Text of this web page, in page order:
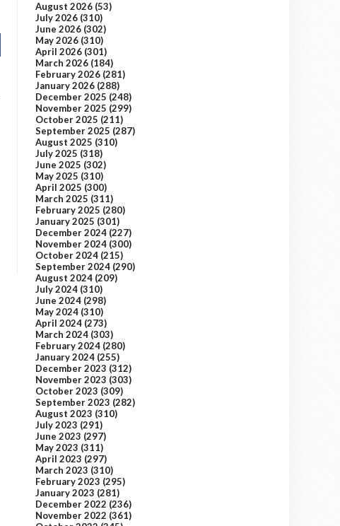
August 2026 (53)
July 2026 (310)
June 2026 (302)
May 2026 (310)
April 2026 (301)
March 2026 (184)
February 2026 (281)
January 2026 (288)
December 2025 (248)
November 2025 (299)
October 2025 (211)
September 2025 (287)
August 2025 (310)
July 2025 (318)
June 2025 (302)
May 2025 (310)
April 2025 (300)
March 2025 (311)
February 2025 (280)
January 2025 (301)
December 2024 (227)
November 2024 (300)
October 2024 (215)
September 2024 (290)
August 2024 (209)
July 2024 (310)
June 2024 (298)
May 2024 (310)
April 2024 (273)
March 2024 (303)
February 2024 (280)
January 2024 (255)
December 2023 (312)
November 2023 (303)
October 2023 (309)
September 2023 (282)
August 2023 (310)
July 2023 (291)
June 2023 (297)
May 2023 (311)
April 2023 (297)
March 2023 (310)
February 2023 (295)
January 2023 (281)
December 2022 (236)
November 2022 (361)